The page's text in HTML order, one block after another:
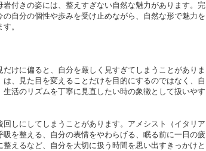
岩付きの姿には、整えすぎない自然な魅力があります。完
自分の個性や歩みを受け止めながら、自然な形で魅力を
。
けに偏ると、自分を厳しく見すぎてしまうことがありま
、見た目を変えることだけを目的にするのではなく、自
活のリズムを丁寧に見直したい時の象徴として扱いやす
しにしてしまうことがあります。アメシスト（イタリア
を整える、自分の表情をやわらげる、眠る前に一日の疲
えるなど、自分を大切に扱う時間を思い出すきっかけと